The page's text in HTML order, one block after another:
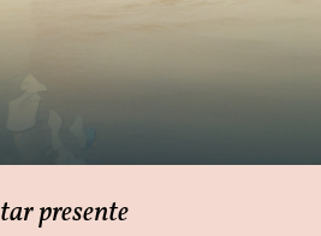
presente